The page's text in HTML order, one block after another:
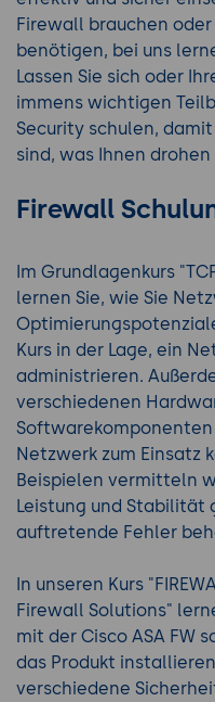
Firewall brauchen
benötigen, bei uns
Lassen Sie sich oder
immens wichtigen
Security schulen,
sind, was Ihnen drohen
Firewall
Im Grundlagenkurs
lernen Sie, wie Sie
Kurs in der Lage, ein
administrieren.
verschiedenen
Netzwerk zum Einsatz
Beispielen vermitteln
Leistung und Stabilität
auftretende Fehler
In unseren Kurs
Firewall Solutions"
mit der Cisco ASA FW
das Produkt
verschiedene